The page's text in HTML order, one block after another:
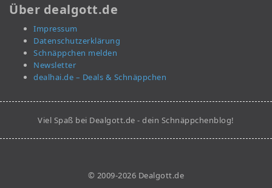
Über dealgott.de
Impressum
Datenschutzerklärung
Schnäppchen melden
Newsletter
dealhai.de – Deals & Schnäppchen
Viel Spaß bei Dealgott.de - dein Schnäppchenblog!
© 2009-2026 Dealgott.de